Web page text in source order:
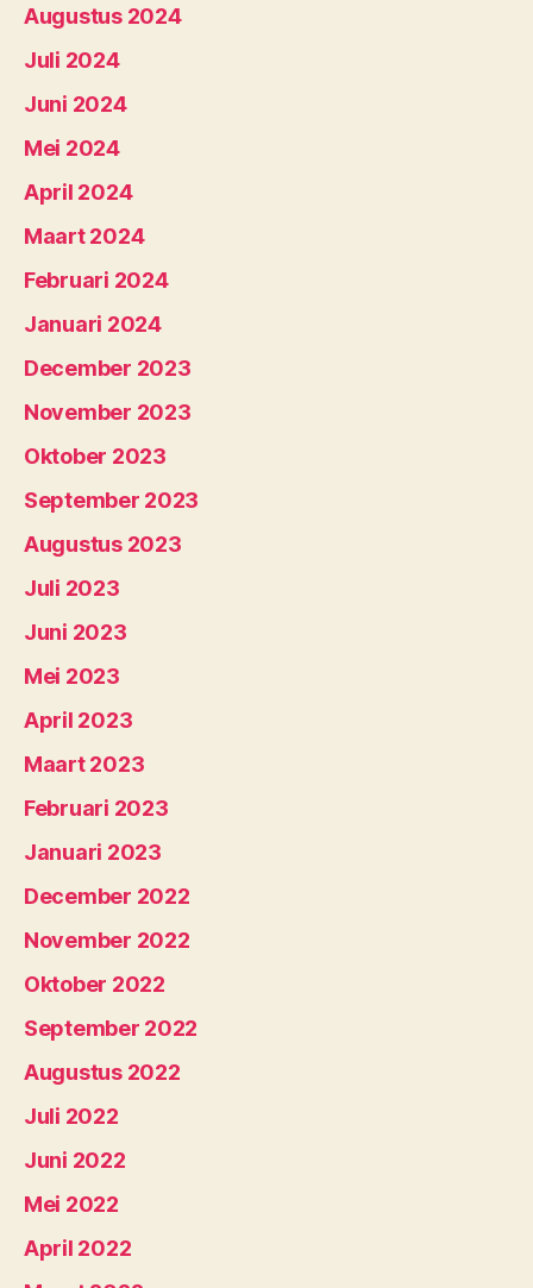
Augustus 2024
Juli 2024
Juni 2024
Mei 2024
April 2024
Maart 2024
Februari 2024
Januari 2024
December 2023
November 2023
Oktober 2023
September 2023
Augustus 2023
Juli 2023
Juni 2023
Mei 2023
April 2023
Maart 2023
Februari 2023
Januari 2023
December 2022
November 2022
Oktober 2022
September 2022
Augustus 2022
Juli 2022
Juni 2022
Mei 2022
April 2022